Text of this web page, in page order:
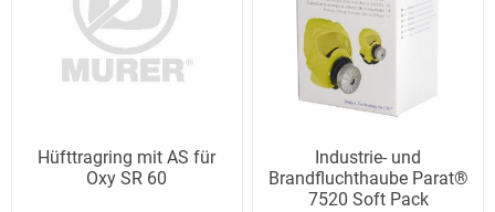
Hüfttragring mit AS für
Oxy SR 60
Industrie- und
Brandfluchthaube Parat®
7520 Soft Pack